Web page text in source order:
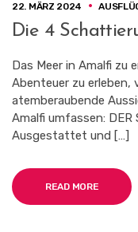
22. MÄRZ 2024
Die 4
Das Meer in Amalfi zu
Abenteuer zu erleben,
atemberaubende
Amalfi umfassen: DER
Ausgestattet und […]
READ MORE